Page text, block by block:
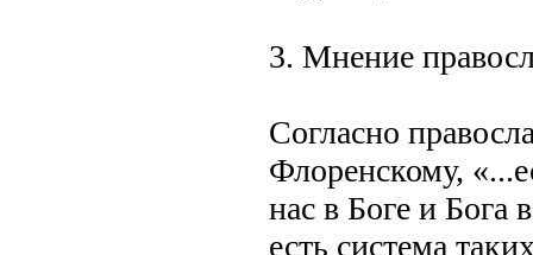
3. Мнение
Согласно
Флоренскому,
нас в Боге и Бога
есть система